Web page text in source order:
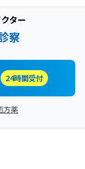
ター
察
24時間受付
方薬